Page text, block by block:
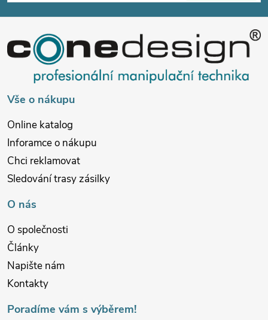
p
a
Vše o nákupu
Online katalog
Inforamce o nákupu
Chci reklamovat
Sledování trasy zásilky
O nás
O společnosti
Články
Napište nám
Kontakty
Poradíme vám s výběrem!